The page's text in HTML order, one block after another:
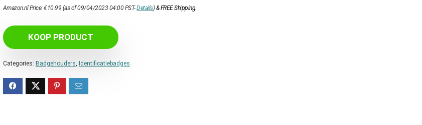
Amazon.nl Price:€10.99 (as of 09/04/2023 04:00 PST-Details)&FREE Shipping.
KOOP PRODUCT
Categories: Badgehouders, Identificatiebadges